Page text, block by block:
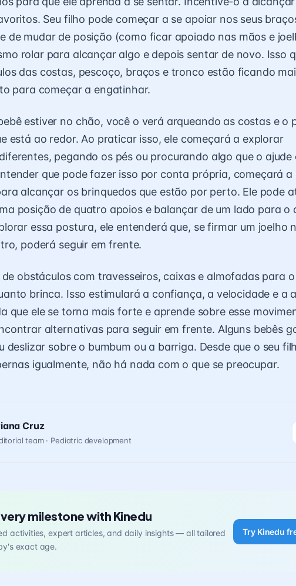
Seu filho pode começar a se apoiar nos seus
de mudar de posição (como ficar apoiado nas mãos e
rolar para alcançar algo e depois sentar de novo. Isso
das costas, pescoço, braços e tronco estão ficando
para começar a engatinhar.
estiver no chão, você o verá arqueando as costas e o
está ao redor. Ao praticar isso, ele começará a explorar
pegando os pés ou procurando algo que o ajude
que pode fazer isso por conta própria, começará a
alcançar os brinquedos que estão por perto. Ele pode
posição de quatro apoios e balançar de um lado para o
essa postura, ele entenderá que, se firmar um joelho
poderá seguir em frente.
obstáculos com travesseiros, caixas e almofadas para
brinca. Isso estimulará a confiança, a velocidade e a
que ele se torna mais forte e aprende sobre esse
alternativas para seguir em frente. Alguns bebês
deslizar sobre o bumbum ou a barriga. Desde que o seu
igualmente, não há nada com o que se preocupar.
Cruz
team · Pediatric development
milestone with Kinedu
activities, expert articles, and daily insights — all tailored
exact age.
Try Kinedu